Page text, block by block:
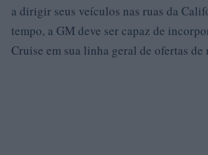
a dirigir seus veículos nas ruas da
tempo, a GM deve ser capaz de
Cruise em sua linha geral de ofertas de